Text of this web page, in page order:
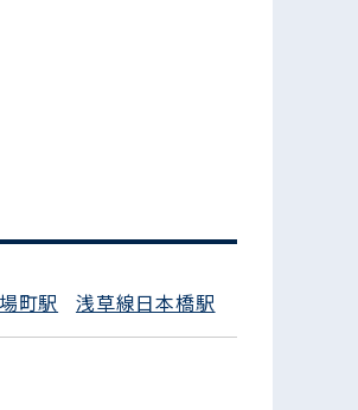
町駅 浅草線日本橋駅